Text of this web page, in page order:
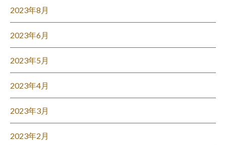
2023年8月
2023年6月
2023年5月
2023年4月
2023年3月
2023年2月